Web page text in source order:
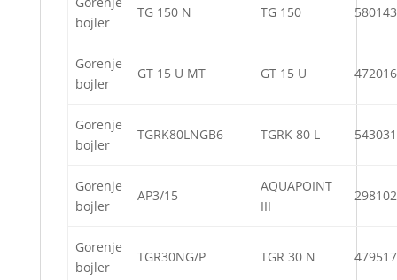
bojler
TG 150 N TG 150 580143
Gorenje
bojler
GT 15 U MT GT 15 U 472016
Gorenje
bojler
TGRK80LNGB6 TGRK 80 L 543031
Gorenje
bojler
AP3/15
AQUAPOINT
III
298102
Gorenje
bojler
TGR30NG/P TGR 30 N 479517